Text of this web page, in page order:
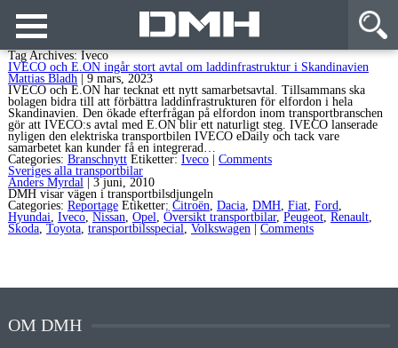
Tag Archives: Iveco
IVECO och E.ON ingår stort avtal om laddinfrastruktur i Skandinavien
Mattias Bladh
9 mars, 2023
IVECO och E.ON har tecknat ett nytt samarbetsavtal. Tillsammans ska
bolagen bidra till att förbättra laddinfrastrukturen för elfordon i hela
Skandinavien. Den ökade efterfrågan på elfordon inom transportbranschen
gör att IVECO:s avtal med E.ON blir ett naturligt steg. IVECO lanserade
nyligen den elektriska transportbilen IVECO eDaily och tack vare
samarbetet kan kunder få en integrerad…
Categories: Branschnytt Etiketter: Iveco
Comments
Sveriges alla transportbilar
Anders Myrdal
3 juni, 2010
DMH visar vägen i transportbilsdjungeln
Categories: Reportage Etiketter: Citroën, Dacia, DMH, Fiat, Ford,
Hyundai, Iveco, Nissan, Opel, Översikt transportbilar, Peugeot, Renault,
Skoda, Toyota, transportbilsspecial, Volkswagen Comments
OM DMH